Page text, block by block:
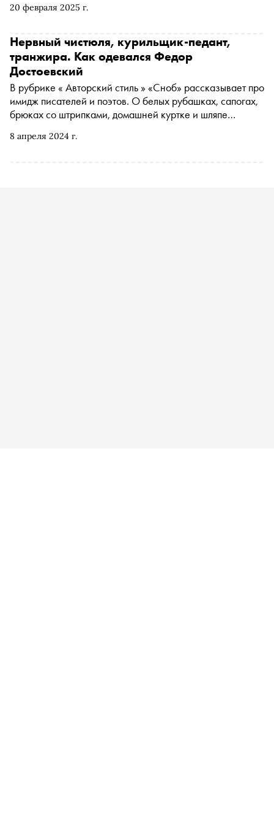
20 февраля 2025 г.
8 апреля 2024 г.
Нервный чистюля, курильщик-педант,
транжира. Как одевался Федор
Достоевский
В рубрике « Авторский стиль » «Сноб» рассказывает про
имидж писателей и поэтов. О белых рубашках, сапогах,
брюках со штрипками, домашней куртке и шляпе